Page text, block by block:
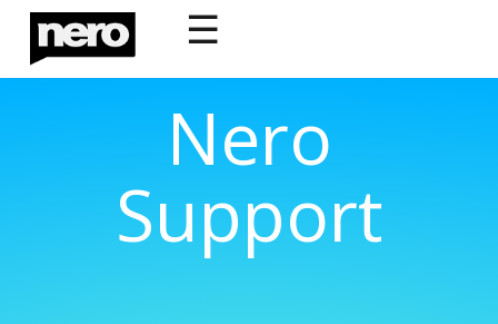
☰
Nero
Support